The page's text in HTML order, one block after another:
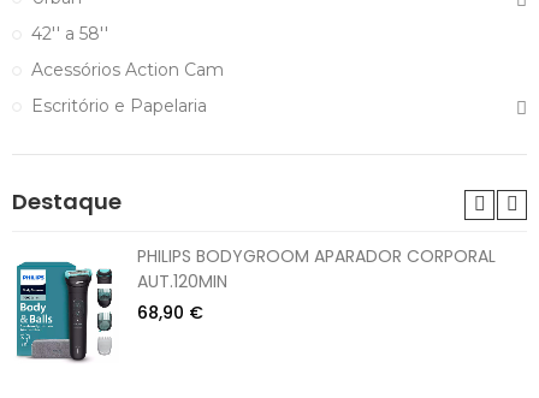
42'' a 58''
Acessórios Action Cam
Escritório e Papelaria
Destaque
PHILIPS BODYGROOM APARADOR CORPORAL
AUT.120MIN
68,90 €